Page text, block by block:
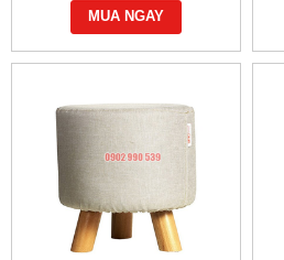
MUA NGAY